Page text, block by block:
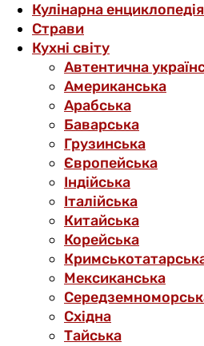
Кулінарна енциклопедія
Страви
Кухні світу
Автентична
Американська
Арабська
Баварська
Грузинська
Європейська
Індійська
Італійська
Китайська
Корейська
Мексиканська
Східна
Тайська